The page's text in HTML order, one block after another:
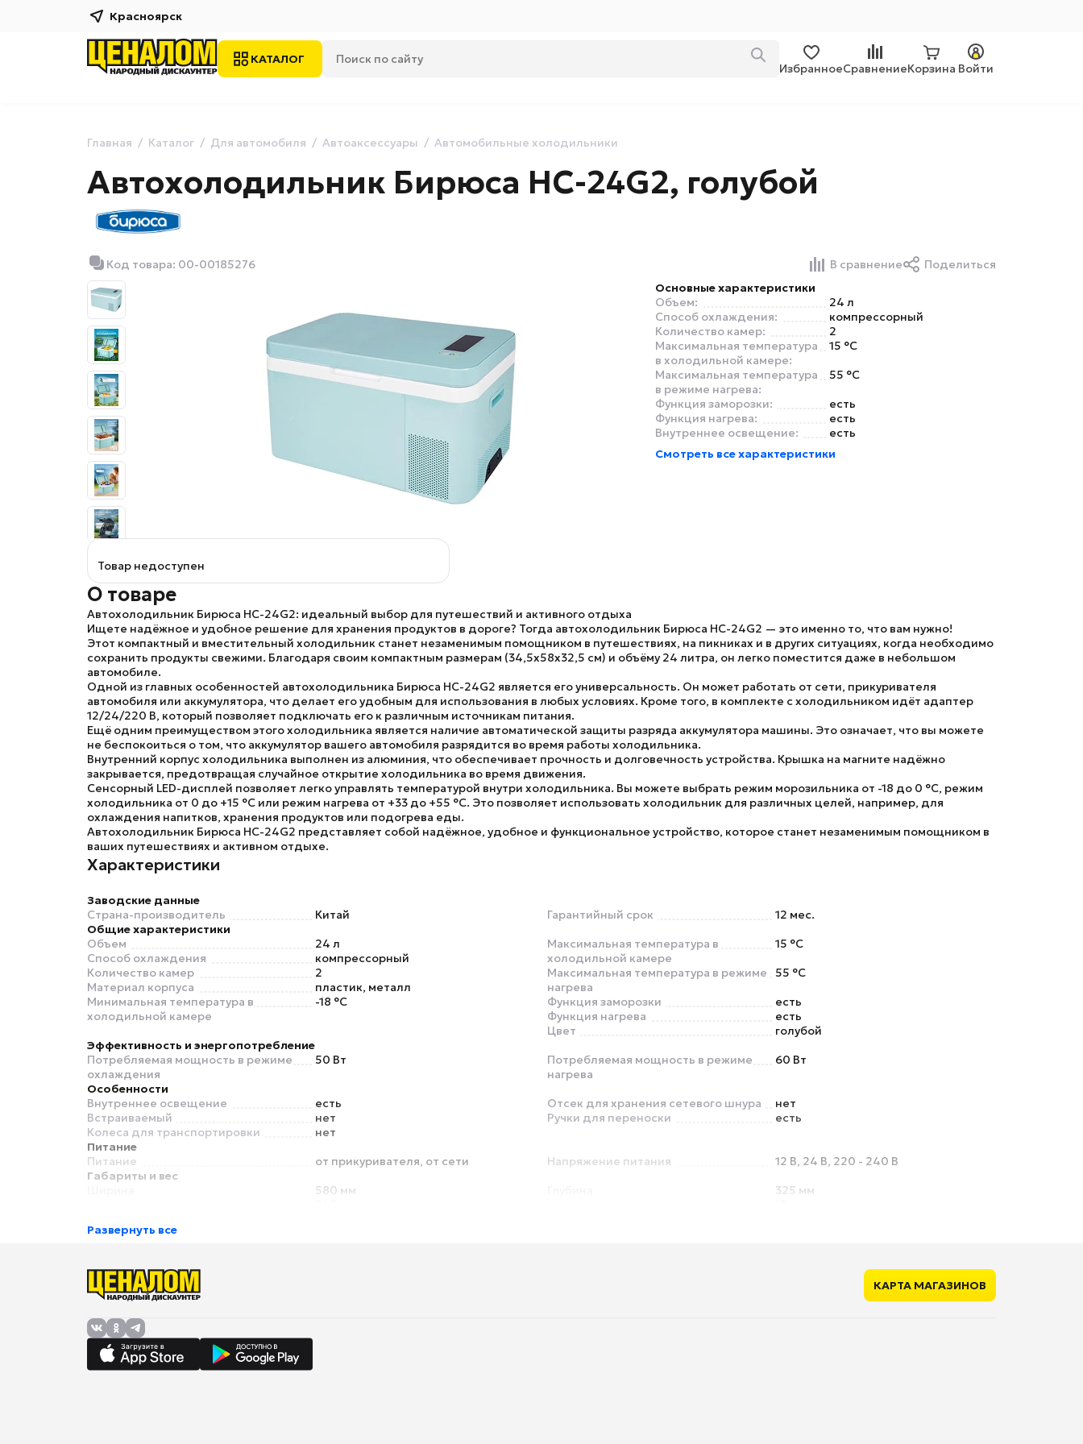
Красноярск
КАТАЛОГ
ИзбранноеСравнениеКорзина Войти
Главная Каталог Для автомобиля Автоаксессуары Автомобильные холодильники
Автохолодильник Бирюса HC-24G2, голубой
Код товара: 00-00185276 В сравнение
Поделиться
Основные характеристики
Объем:
24 л
Способ охлаждения:
компрессорный
Количество камер:
2
Максимальная температура
в холодильной камере:
15 °C
Максимальная температура
в режиме нагрева:
55 °C
Функция заморозки:
есть
Функция нагрева:
есть
Внутреннее освещение:
есть
Смотреть все характеристики
Товар недоступен
О товаре
Автохолодильник Бирюса HC-24G2: идеальный выбор для путешествий и активного отдыха
Ищете надёжное и удобное решение для хранения продуктов в дороге? Тогда автохолодильник Бирюса HC-24G2 — это именно то, что вам нужно!
Этот компактный и вместительный холодильник станет незаменимым помощником в путешествиях, на пикниках и в других ситуациях, когда необходимо
сохранить продукты свежими. Благодаря своим компактным размерам (34,5х58х32,5 см) и объёму 24 литра, он легко поместится даже в небольшом
автомобиле.
Одной из главных особенностей автохолодильника Бирюса HC-24G2 является его универсальность. Он может работать от сети, прикуривателя
автомобиля или аккумулятора, что делает его удобным для использования в любых условиях. Кроме того, в комплекте с холодильником идёт адаптер
12/24/220 В, который позволяет подключать его к различным источникам питания.
Ещё одним преимуществом этого холодильника является наличие автоматической защиты разряда аккумулятора машины. Это означает, что вы можете
не беспокоиться о том, что аккумулятор вашего автомобиля разрядится во время работы холодильника.
Внутренний корпус холодильника выполнен из алюминия, что обеспечивает прочность и долговечность устройства. Крышка на магните надёжно
закрывается, предотвращая случайное открытие холодильника во время движения.
Сенсорный LED-дисплей позволяет легко управлять температурой внутри холодильника. Вы можете выбрать режим морозильника от -18 до 0 °C, режим
холодильника от 0 до +15 °C или режим нагрева от +33 до +55 °C. Это позволяет использовать холодильник для различных целей, например, для
охлаждения напитков, хранения продуктов или подогрева еды.
Автохолодильник Бирюса HC-24G2 представляет собой надёжное, удобное и функциональное устройство, которое станет незаменимым помощником в
ваших путешествиях и активном отдыхе.
Характеристики
Заводские данные
Страна-производитель
Китай Гарантийный срок
12 мес.
Общие характеристики
Объем
24 л
Способ охлаждения
компрессорный
Количество камер
2
Материал корпуса
пластик, металл
Минимальная температура в
холодильной камере
-18 °C
Максимальная температура в
холодильной камере
15 °C
Максимальная температура в режиме
нагрева
55 °C
Функция заморозки
есть
Функция нагрева
есть
Цвет
голубой
Эффективность и энергопотребление
Потребляемая мощность в режиме
охлаждения
50 Вт
Потребляемая мощность в режиме
нагрева
60 Вт
Особенности
Внутреннее освещение
есть
Встраиваемый
нет
Колеса для транспортировки
нет
Отсек для хранения сетевого шнура
нет
Ручки для переноски
есть
Питание
Питание
от прикуривателя, от сети Напряжение питания
12 В, 24 В, 220 - 240 В
Габариты и вес
580 мм
325 мм
Развернуть все
КАРТА МАГАЗИНОВ